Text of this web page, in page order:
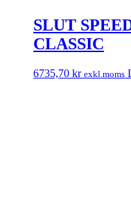
SLUT
CLASSIC
6735,70 kr exkl.moms